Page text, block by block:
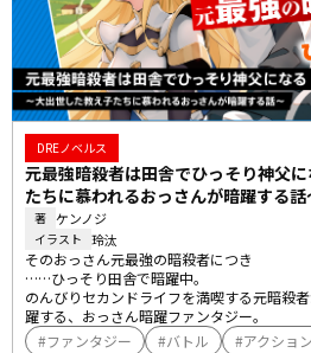
DREノベルス
元最強暗殺者は田舎でひっそり神父
たちに慕われるおっさんが暗躍する話
著 ケンノジ
イラスト 玲汰
そのおっさん元最強の暗殺者につき
……ひっそり田舎で暗躍中。
のんびりセカンドライフを満喫する元暗殺
躍する、おっさん暗躍ファンタジー。
ファンタジー
バトル アクション